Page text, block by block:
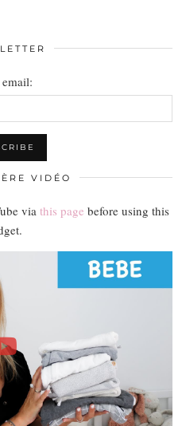
VIDÉO
via this page before using this